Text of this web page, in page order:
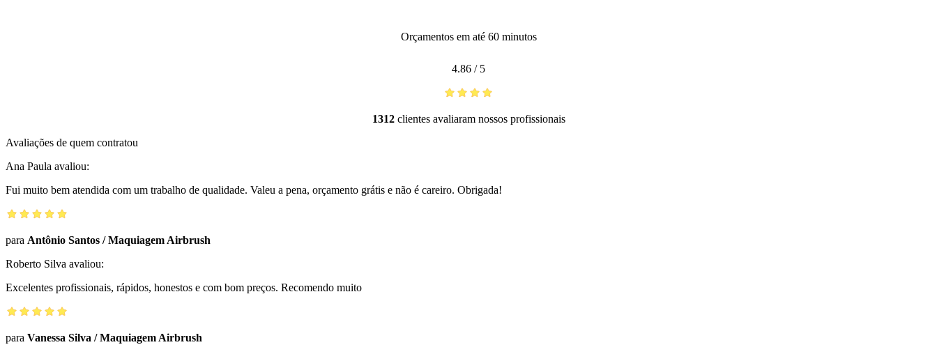
Orçamentos em até 60 minutos
4.86 / 5
1312clientes avaliaram nossos profissionais
Avaliações de quem contratou
Ana Paula avaliou:
Fui muito bem atendida com um trabalho de qualidade. Valeu a pena, orçamento grátis e não é careiro. Obrigada!
para Antônio Santos /Maquiagem Airbrush
Roberto Silva avaliou:
Excelentes profissionais, rápidos, honestos e com bom preços. Recomendo muito
para Vanessa Silva /Maquiagem Airbrush